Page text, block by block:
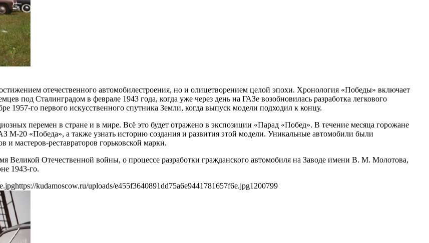
отечественного автомобилестроения, но и олицетворением целой эпохи. Хронология «Победы» включает
под Сталинградом в феврале 1943 года, когда уже через день на ГАЗе возобновилась разработка легкового
1957-го первого искусственного спутника Земли, когда выпуск модели подходил к концу.
перемен в стране и в мире. Всё это будет отражено в экспозиции «Парад «Побед». В течение месяца горожане
М-20 «Победа», а также узнать историю создания и развития этой модели. Уникальные автомобили были
и мастеров-реставраторов горьковской марки.
Великой Отечественной войны, о процессе разработки гражданского автомобиля на Заводе имени В. М. Молотова,
1943-го.
https://kudamoscow.ru/uploads/e455f3640891dd75a6e9441781657f6e.jpg1200799